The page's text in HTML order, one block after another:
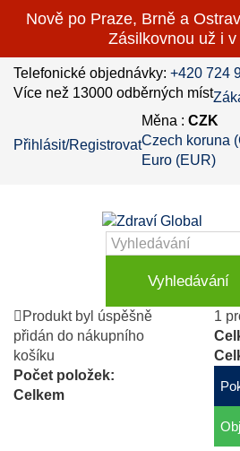
Nově po Praze, Brně a
Zásilkovnou už i v
Telefonické objednávky: +420 724
Více než 13000 odběrných míst
Přihlásit/Registrovat
Měna : CZK
Czech koruna
Euro (EUR)
Vyhledávání
Produkt byl úspěšně
přidán do nákupního
košíku
Počet položek:
Celkem
1